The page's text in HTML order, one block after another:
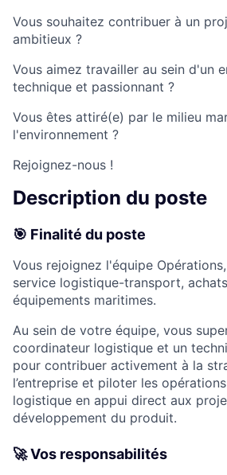
Vous souhaitez contribuer à un
ambitieux ?
Vous aimez travailler au sein d'un
technique et passionnant ?
Vous êtes attiré(e) par le milieu
l'environnement ?
Rejoignez-nous !
Description du poste
🎯 Finalité du poste
Vous rejoignez l'équipe
service logistique-transport,
équipements maritimes.
Au sein de votre équipe, vous
coordinateur logistique et un
pour contribuer activement à la
l’entreprise et piloter les
logistique en appui direct aux
développement du produit.
🚀 Vos responsabilités